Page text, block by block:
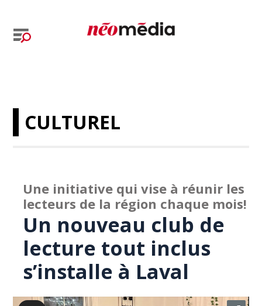
CULTUREL
Une initiative qui vise à réunir les
lecteurs de la région chaque mois!
Un nouveau club de
lecture tout inclus
s’installe à Laval